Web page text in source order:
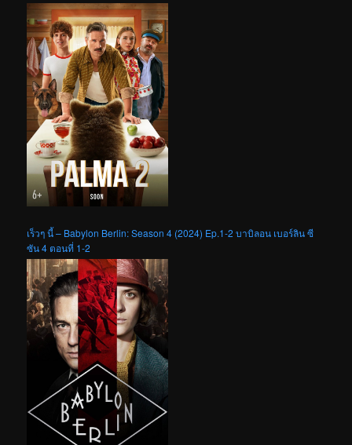
เร็วๆ นี้ – Babylon Berlin: Season 4 (2024) Ep.1-2 บาบิลอน เบอร์ลิน ซี
ซัน 4 ตอนที่ 1-2